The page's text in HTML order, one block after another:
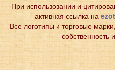
При использовании и
активная ссылка на
Все логотипы и торговые
собственность